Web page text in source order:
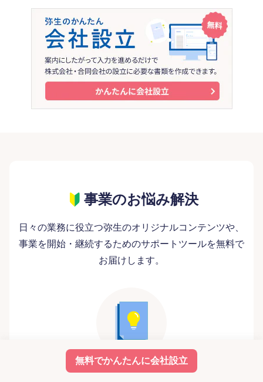
無料でかんたんに会社設立
事業のお悩み解決
日々の業務に役立つ弥生のオリジナルコンテンツや、
事業を開始・継続するためのサポートツールを無料で
お届けします。
お役立ち情報